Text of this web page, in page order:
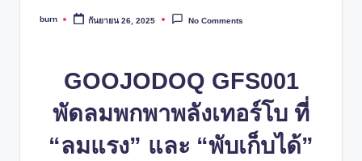
Posted
burn กันยายน 26, 2025 No Comments
GOOJODOQ GFS001
พัดลมพกพาพลังเทอร์โบ ที่
“ลมแรง” และ “พับเก็บได้”